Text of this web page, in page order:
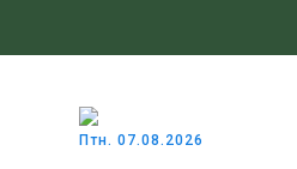
Птн. 07.08.2026